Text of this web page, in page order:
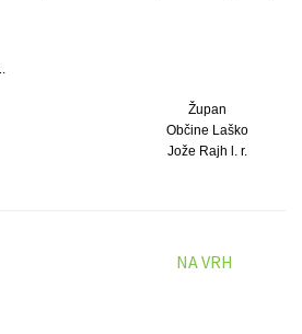
Župan
Občine Laško
Jože Rajh l. r.
NA VRH